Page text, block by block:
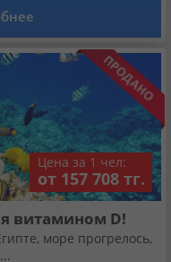
Цена за 1 чел:
от 157 708 тг.
витамином D!
море прогрелось,